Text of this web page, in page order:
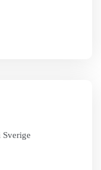
Sverige